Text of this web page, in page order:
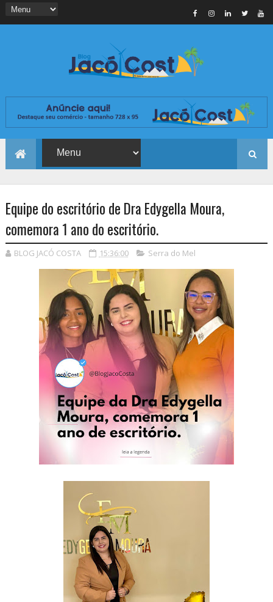
Equipe do escritório de Dra Edygella Moura,
comemora 1 ano do escritório.
BLOG JACÓ COSTA 15:36:00 Serra do Mel